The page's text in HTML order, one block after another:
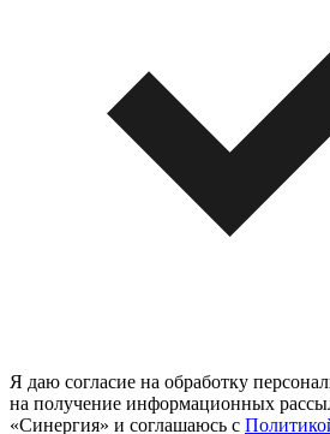
Я даю согласие на обработку
на получение информационных
«Синергия» и соглашаюсь c